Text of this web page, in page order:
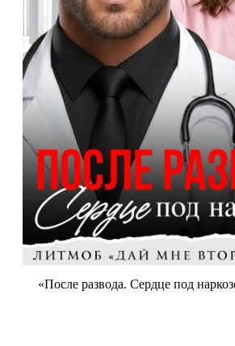
«После развода. Сердце под